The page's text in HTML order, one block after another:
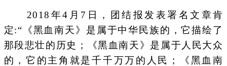
2018年4月7日，团结报发表署名文章肯
定:“《黑血南天》是属于中华民族的，它描绘了
那段悲壮的历史；《黑血南天》是属于人民大众
的，它的主角就是千千万万的人民；《黑血南